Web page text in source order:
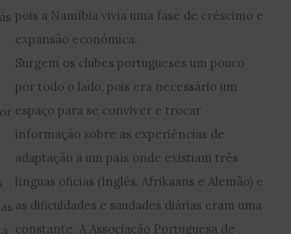
pois a Namíbia vivia uma fase de créscimo e
expansão económica.
Surgem os clubes portugueses um pouco
por todo o lado, pois era necessário um
espaço para se conviver e trocar
informação sobre as experiências de
adaptação a um país onde existiam três
línguas oficias (Inglês, Afrikaans e Alemão) e
as dificuldades e saudades diárias eram uma
constante. A Associação Portuguesa de